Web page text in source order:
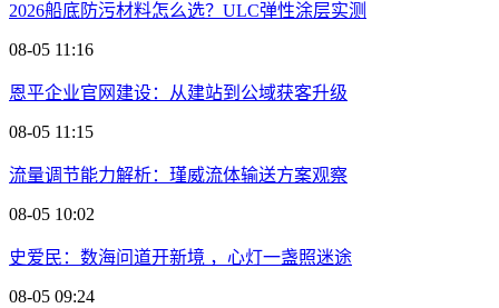
2026船底防污材料怎么选？ULC弹性涂层实测
08-05 11:16
恩平企业官网建设：从建站到公域获客升级
08-05 11:15
流量调节能力解析：瑾威流体输送方案观察
08-05 10:02
史爱民：数海问道开新境 ，心灯一盏照迷途
08-05 09:24